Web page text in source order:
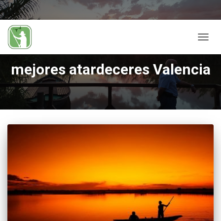
MODO
mejores atardeceres Valencia